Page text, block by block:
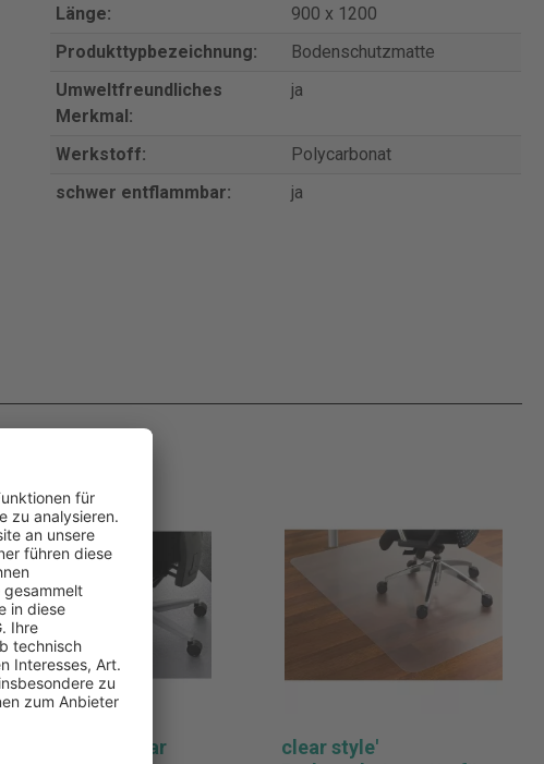
Länge:
900 x 1200
Produkttypbezeichnung:
Bodenschutzmatte
Umweltfreundliches
Merkmal:
ja
Werkstoff:
Polycarbonat
schwer entflammbar:
ja
Doppelpack: 2 clear
clear style'